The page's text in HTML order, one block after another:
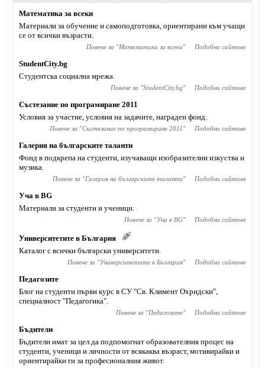
Математика за всеки
Материали за обучение и самоподготовка, ориентирани към учащи
се от всички възрасти.
Повече за "Математика за всеки" Подобни сайтове
StudentCity.bg
Студентска социална мрежа.
Повече за "StudentCity.bg" Подобни сайтове
Състезание по програмиране 2011
Условия за участие, условия на задачите, награден фонд.
Повече за "Състезание по програмиране 2011 " Подобни сайтове
Галерия на българските таланти
Фонд в подкрепа на студенти, изучаващи изобразителни изкуства и
музика.
Повече за "Галерия на българските таланти" Подобни сайтове
Уча в BG
Материали за студенти и ученици.
Повече за "Уча в BG" Подобни сайтове
Университетите в България
Каталог с всички български университети.
Повече за "Университетите в България" Подобни сайтове
Педагозите
Блог на студенти първи курс в СУ "Св. Климент Охридски",
специалност "Педагогика".
Повече за "Педагозите" Подобни сайтове
Бъдители
Бъдители имат за цел да подпомогнат образователния процес на
студенти, ученици и личности от всякаква възраст, мотивирайки и
ориентирайки ги за професионалния живот.